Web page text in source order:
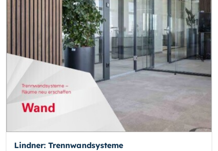
Lindner: Trennwandsysteme